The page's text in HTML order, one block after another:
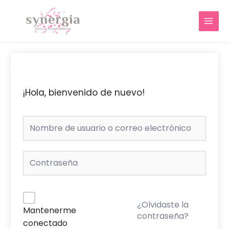
contenido
MAIN
MENU
¡Hola, bienvenido de nuevo!
Mantenerme
conectado
¿Olvidaste la
contraseña?